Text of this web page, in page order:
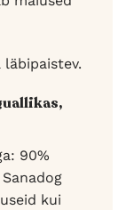
90%
kui